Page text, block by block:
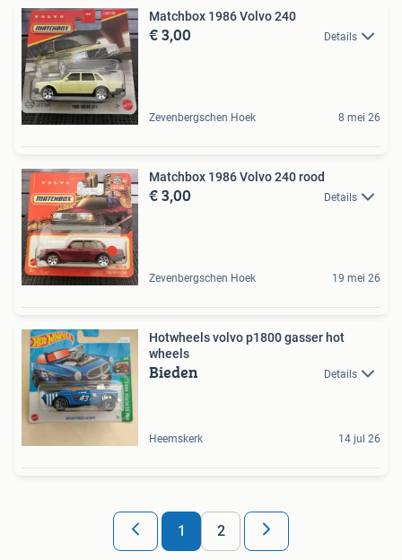
Matchbox 1986 Volvo 240
€ 3,00 Details
Zevenbergschen Hoek 8 mei 26
Matchbox 1986 Volvo 240 rood
€ 3,00 Details
Zevenbergschen Hoek 19 mei 26
Hotwheels volvo p1800 gasser hot
wheels
Bieden Details
Heemskerk 14 jul 26
1 2